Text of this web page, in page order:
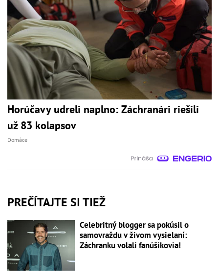
Horúčavy udreli naplno: Záchranári riešili
už 83 kolapsov
Domáce
PREČÍTAJTE SI TIEŽ
Celebritný blogger sa pokúsil o
samovraždu v živom vysielaní:
Záchranku volali fanúšikovia!